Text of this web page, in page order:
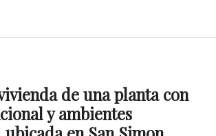
de una planta con
y ambientes